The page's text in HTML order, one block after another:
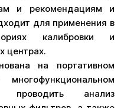
и рекомендациям и
для применения в
калибровки и
центрах.
на портативном
проводить анализ